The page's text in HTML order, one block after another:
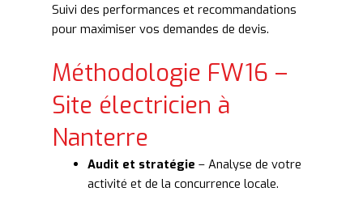
Suivi des performances et recommandations
pour maximiser vos demandes de devis.
Méthodologie FW16 –
Site électricien à
Nanterre
Audit et stratégie – Analyse de votre
activité et de la concurrence locale.